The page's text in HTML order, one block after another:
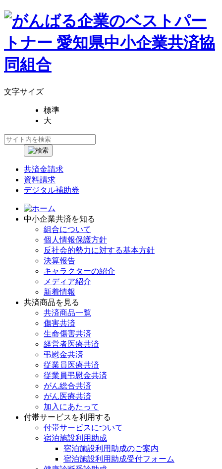
文字サイズ
標準
大
共済金請求
資料請求
デジタル補助券
中小企業共済を知る
組合について
個人情報保護方針
反社会的勢力に対する基本方針
決算報告
キャラクターの紹介
メディア紹介
新着情報
共済商品を見る
共済商品一覧
傷害共済
生命傷害共済
経営者医療共済
弔慰金共済
従業員医療共済
従業員弔慰金共済
がん総合共済
がん医療共済
加入にあたって
付帯サービスを利用する
付帯サービスについて
宿泊施設利用助成
宿泊施設利用助成のご案内
宿泊施設利用助成受付フォーム